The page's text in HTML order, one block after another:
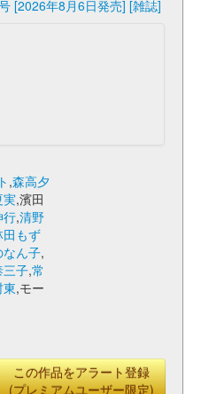
[2026年8月6日発売] [雑誌]
,森高夕
実,濱田
行,清野
田もず
なん子,
三子,常
東,モー
この作品をアラート登録
(プレミアムユーザー限定)